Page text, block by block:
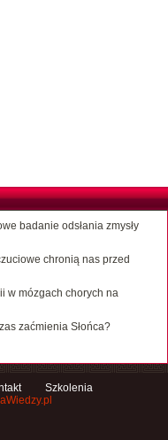
badanie odsłania zmysły
chronią nas przed
w mózgach chorych na
zaćmienia Słońca?
Szkolenia